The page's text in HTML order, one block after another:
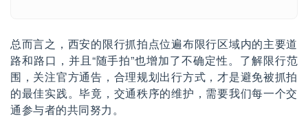
总而言之，西安的限行抓拍点位遍布限行区域内的主要道
路和路口，并且“随手拍”也增加了不确定性。了解限行范
围，关注官方通告，合理规划出行方式，才是避免被抓拍
的最佳实践。毕竟，交通秩序的维护，需要我们每一个交
通参与者的共同努力。